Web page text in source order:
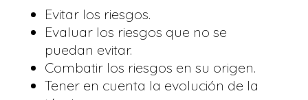
Evitar los riesgos.
Evaluar los riesgos que no se
puedan evitar.
Combatir los riesgos en su origen.
Tener en cuenta la evolución de la